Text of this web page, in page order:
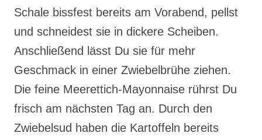
Schale bissfest bereits am Vorabend, pellst
und schneidest sie in dickere Scheiben.
Anschließend lässt Du sie für mehr
Geschmack in einer Zwiebelbrühe ziehen.
Die feine Meerettich-Mayonnaise rührst Du
frisch am nächsten Tag an. Durch den
Zwiebelsud haben die Kartoffeln bereits